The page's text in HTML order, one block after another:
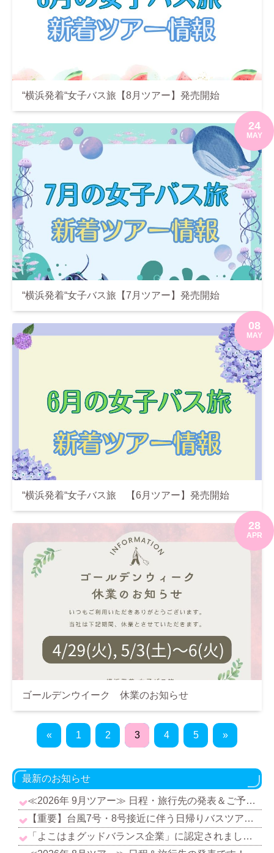
“横浜発着“女子バス旅【8月ツアー】発売開始
24
MAY
“横浜発着“女子バス旅【7月ツアー】発売開始
08
MAY
“横浜発着“女子バス旅 【6月ツアー】発売開始
28
APR
ゴールデンウイーク 休業のお知らせ
« 1 2 3 4 5 »
最新のお知らせ
≪2026年 9月ツアー≫ 日程・旅行先の発表＆ご予約受付中です！
【重要】台風7号・8号接近に伴う日帰りバスツアー催行中止のお知らせ
「よこはまグッドバランス企業」に認定されました！